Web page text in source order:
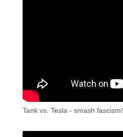
Tank vs. Tesla - smash fascism!